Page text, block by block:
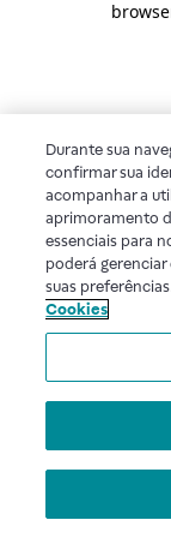
Durante sua
confirmar sua
acompanhar a
aprimoramento
essenciais para
poderá
suas
Cookies